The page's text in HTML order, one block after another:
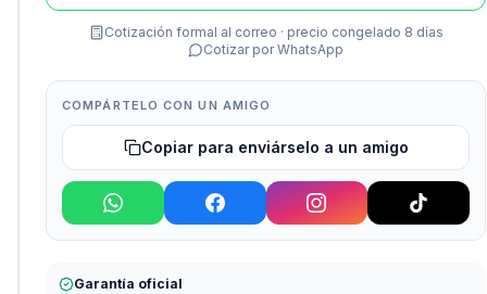
Cotización formal al correo · precio congelado 8 días
Cotizar por WhatsApp
COMPÁRTELO CON UN AMIGO
Copiar para enviárselo a un amigo
Garantía oficial